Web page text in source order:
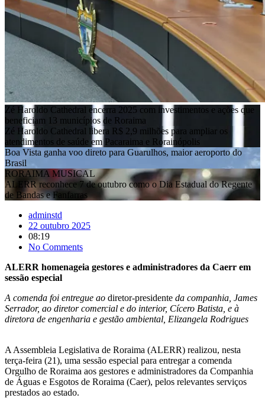
Zé Haroldo Cathedral encerra 2025 com investimentos e ações que
beneficiam 13 municípios de Roraima
Zé Haroldo Cathedral libera R$ 2,9 milhões para ampliar os
atendimentos de saúde em Pacaraima e Rorainópolis
Boa Vista ganha voo direto para Guarulhos, maior aeroporto do
Brasil
RORAIMA MUSICAL
ALERR reconhece 7 de outubro como o Dia Estadual do Regente
de Bandas e Fanfarras
adminstd
22 outubro 2025
08:19
No Comments
ALERR homenageia gestores e administradores da Caerr em
sessão especial
A comenda foi entregue ao diretor-presidente da companhia, James
Serrador, ao diretor comercial e do interior, Cícero Batista, e à
diretora de engenharia e gestão ambiental, Elizangela Rodrigues
A Assembleia Legislativa de Roraima (ALERR) realizou, nesta
terça-feira (21), uma sessão especial para entregar a comenda
Orgulho de Roraima aos gestores e administradores da Companhia
de Águas e Esgotos de Roraima (Caer), pelos relevantes serviços
prestados ao estado.